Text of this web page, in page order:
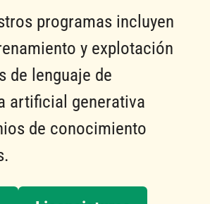
programas incluyen
y explotación
de lenguaje de
artificial generativa
de conocimiento